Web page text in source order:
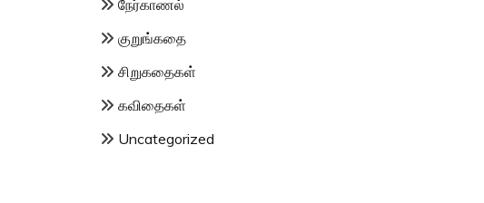
நேர்காணல்
குறுங்கதை
சிறுகதைகள்
கவிதைகள்
Uncategorized